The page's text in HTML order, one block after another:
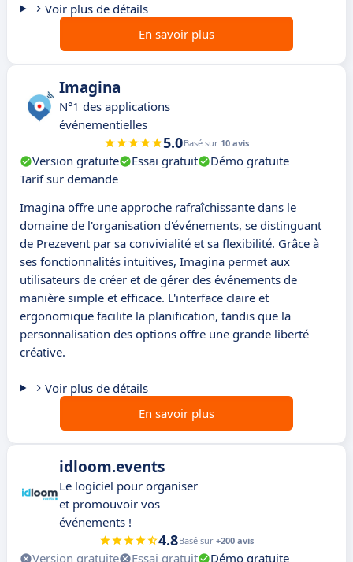
Voir plus de détails
En savoir plus
Imagina
N°1 des applications
événementielles
5.0Basé sur 10 avis
Version gratuite Essai gratuit
Démo gratuite
Tarif sur demande
Imagina offre une approche rafraîchissante dans le
domaine de l'organisation d'événements, se distinguant
de Prezevent par sa convivialité et sa flexibilité. Grâce à
ses fonctionnalités intuitives, Imagina permet aux
utilisateurs de créer et de gérer des événements de
manière simple et efficace. L'interface claire et
ergonomique facilite la planification, tandis que la
personnalisation des options offre une grande liberté
créative.
Voir plus de détails
En savoir plus
idloom.events
Le logiciel pour organiser
et promouvoir vos
événements !
4.8Basé sur +200 avis
Version gratuite Essai gratuit Démo gratuite